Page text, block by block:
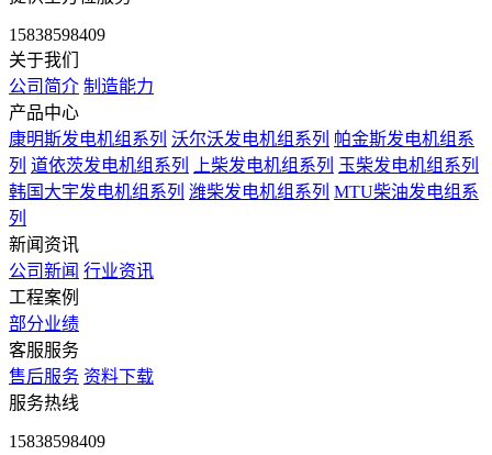
15838598409
关于我们
公司简介 制造能力
产品中心
康明斯发电机组系列 沃尔沃发电机组系列 帕金斯发电机组系
列 道依茨发电机组系列 上柴发电机组系列 玉柴发电机组系列
韩国大宇发电机组系列 潍柴发电机组系列 MTU柴油发电组系
列
新闻资讯
公司新闻 行业资讯
工程案例
部分业绩
客服服务
售后服务 资料下载
服务热线
15838598409